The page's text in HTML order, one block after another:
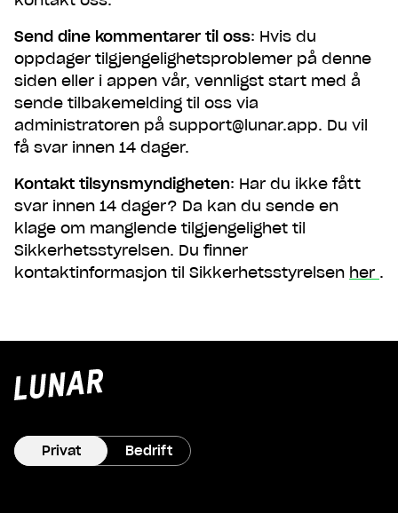
Send dine kommentarer til oss: Hvis du
oppdager tilgjengelighetsproblemer på denne
siden eller i appen vår, vennligst start med å
sende tilbakemelding til oss via
administratoren på support@lunar.app. Du vil
få svar innen 14 dager.
Kontakt tilsynsmyndigheten: Har du ikke fått
svar innen 14 dager? Da kan du sende en
klage om manglende tilgjengelighet til
Sikkerhetsstyrelsen. Du finner
kontaktinformasjon til Sikkerhetsstyrelsen her .
Privat Bedrift